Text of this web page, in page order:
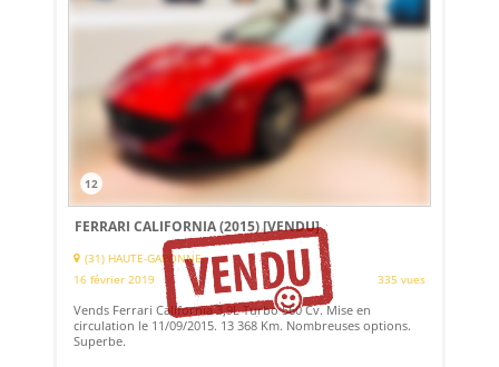
12
FERRARI CALIFORNIA (2015)[VENDU]
(31) HAUTE-GARONNE
16 février 2019
335 vues
Vends Ferrari California 3,9L Turbo 560 Cv. Mise en
circulation le 11/09/2015. 13 368 Km. Nombreuses options.
Superbe.